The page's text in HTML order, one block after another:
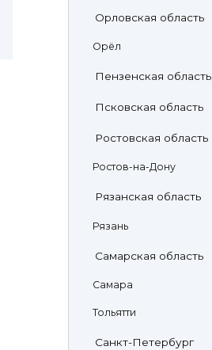
Орловская область
Орёл
Пензенская область
Псковская область
Ростовская область
Ростов-на-Дону
Рязанская область
Рязань
Самарская область
Самара
Тольятти
Санкт-Петербург